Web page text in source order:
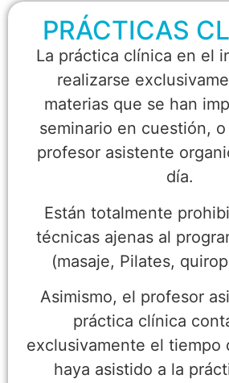
PRÁCTICAS
La práctica clínica en el
realizarse
materias que se han
seminario en cuestión,
profesor asistente
día.
Están totalmente
técnicas ajenas al
(masaje, Pilates,
Asimismo, el profesor
práctica clínica
exclusivamente el tiempo
haya asistido a la